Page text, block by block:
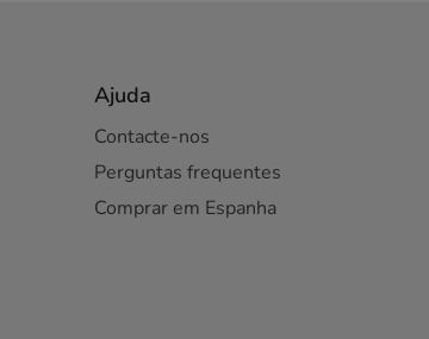
Ajuda
Contacte-nos
Perguntas frequentes
Comprar em Espanha